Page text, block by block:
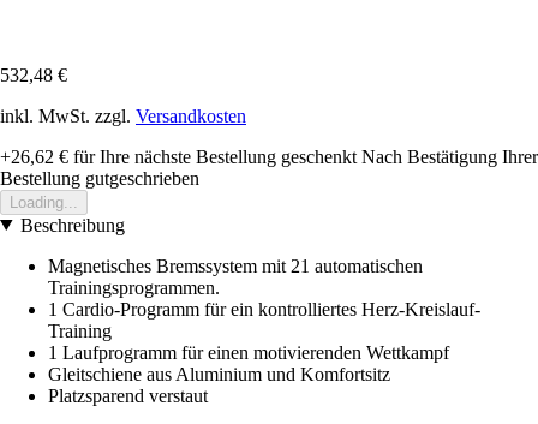
532,48 €
inkl. MwSt. zzgl. Versandkosten
+26,62 € für Ihre nächste Bestellung geschenkt Nach Bestätigung Ihrer
Bestellung gutgeschrieben
Loading...
Beschreibung
Magnetisches Bremssystem mit 21 automatischen
Trainingsprogrammen.
1 Cardio-Programm für ein kontrolliertes Herz-Kreislauf-
Training
1 Laufprogramm für einen motivierenden Wettkampf
Gleitschiene aus Aluminium und Komfortsitz
Platzsparend verstaut